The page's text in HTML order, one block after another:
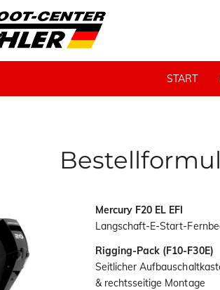
START
Mercury F20 EL EFI
Langschaft-E-Start-
Rigging-Pack (F10-F30E)
Seitlicher
& rechtsseitige Montage